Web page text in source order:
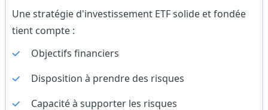
Une stratégie d'investissement ETF solide et fondée
tient compte :
Objectifs financiers
Disposition à prendre des risques
Capacité à supporter les risques